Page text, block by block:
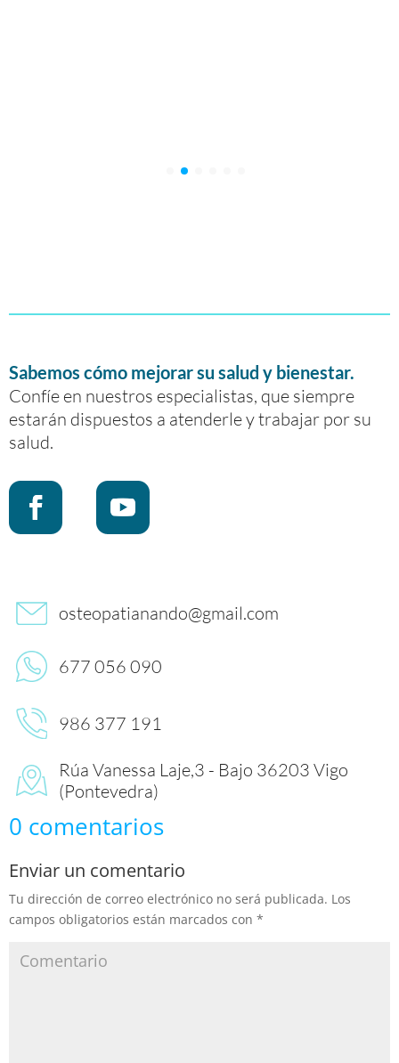
Sabemos cómo mejorar su salud y bienestar.
Confíe en nuestros especialistas, que siempre
estarán dispuestos a atenderle y trabajar por su
salud.
osteopatianando@gmail.com
677 056 090
986 377 191
Rúa Vanessa Laje,3 - Bajo 36203 Vigo
(Pontevedra)
0 comentarios
Enviar un comentario
Tu dirección de correo electrónico no será publicada. Los
campos obligatorios están marcados con *